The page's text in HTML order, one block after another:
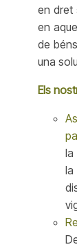
en dret
en
de
una
Els
la
la